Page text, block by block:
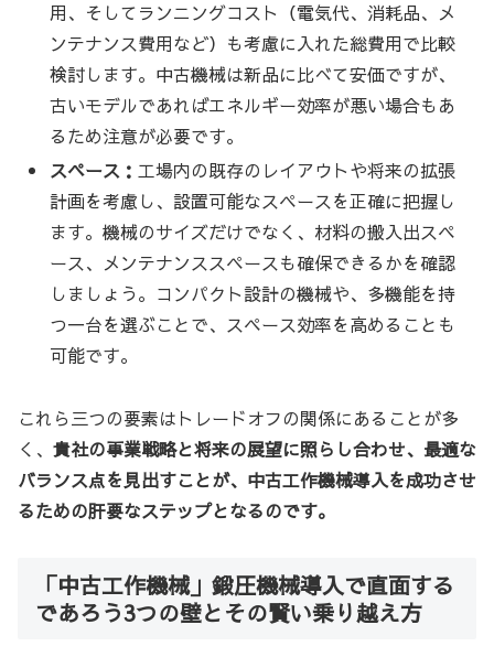
用、そしてランニングコスト（電気代、消耗品、メ
ンテナンス費用など）も考慮に入れた総費用で比較
検討します。中古機械は新品に比べて安価ですが、
古いモデルであればエネルギー効率が悪い場合もあ
るため注意が必要です。
スペース：工場内の既存のレイアウトや将来の拡張
計画を考慮し、設置可能なスペースを正確に把握し
ます。機械のサイズだけでなく、材料の搬入出スペ
ース、メンテナンススペースも確保できるかを確認
しましょう。コンパクト設計の機械や、多機能を持
つ一台を選ぶことで、スペース効率を高めることも
可能です。
これら三つの要素はトレードオフの関係にあることが多
く、 貴社の事業戦略と将来の展望に照らし合わせ、最適な
バランス点を見出すことが、中古工作機械導入を成功させ
るための肝要なステップとなるのです。
「中古工作機械」鍛圧機械導入で直面する
であろう3つの壁とその賢い乗り越え方